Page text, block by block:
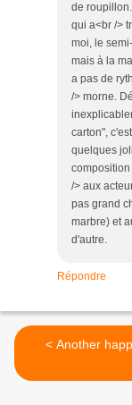
de
qui a<br />
moi, le
mais à la
a pas de
/> morne.
carton",
quelques
/> aux
pas grand
marbre) et
d'autre.
Répondre
< Another